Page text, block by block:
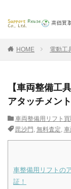
HOME 電動工
【車両整備工
アタッチメン
車両整備用リフト買
毘沙門 , 無料査定, 車
車整備用リフトの
証！